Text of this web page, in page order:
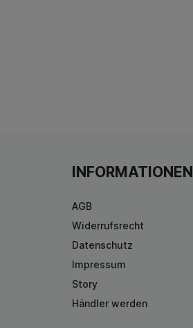
INFORMATIONEN
AGB
Widerrufsrecht
Datenschutz
Impressum
Story
Händler werden